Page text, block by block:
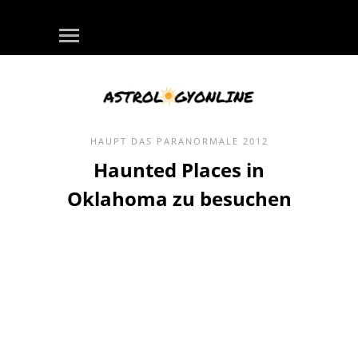
HAUPT DAS PARANORMALE 2012
Haunted Places in
Oklahoma zu besuchen